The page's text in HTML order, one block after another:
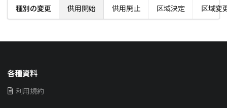
種別の変更 供用開始 供用廃止 区域決定 区域変
各種資料
利用規約